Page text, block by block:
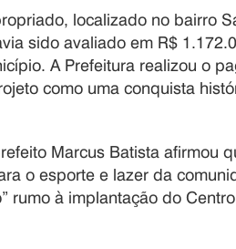
localizado no bairro
sido avaliado em R$
A Prefeitura realizou o
como uma conquista
Marcus Batista afirmou
o esporte e lazer da
rumo à implantação do